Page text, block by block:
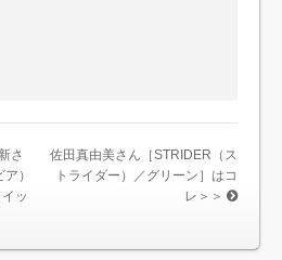
さ
）
ッ
佐田真由美さん［STRIDER（ス
トライダー）／グリーン］はコ
レ＞＞